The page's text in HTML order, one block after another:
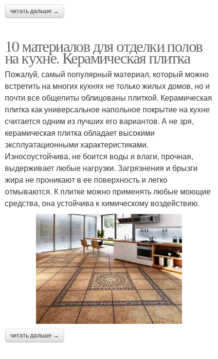
читать дальше →
10 материалов для отделки полов
на кухне. Керамическая плитка
Пожалуй, самый популярный материал, который можно
встретить на многих кухнях не только жилых домов, но и
почти все общепиты облицованы плиткой. Керамическая
плитка как универсальное напольное покрытие на кухне
считается одним из лучших его вариантов. А не зря,
керамическая плитка обладает высокими
эксплуатационными характеристиками.
Износоустойчива, не боится воды и влаги, прочная,
выдерживает любые нагрузки. Загрязнения и брызги
жира не проникают в ее поверхность и легко
отмываются. К плитке можно применять любые моющие
средства, она устойчива к химическому воздействию.
читать дальше →